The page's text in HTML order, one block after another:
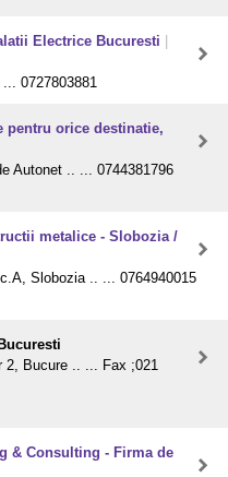
Electrice Bucuresti
0727803881
pentru orice destinatie,
Autonet .. ... 0744381796
metalice - Slobozia /
Slobozia .. ... 0764940015
Bucuresti
2, Bucure .. ... Fax ;021
& Consulting - Firma de